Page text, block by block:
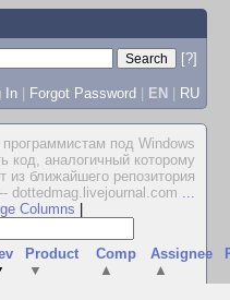
[?]
In | Forgot Password | EN | RU
под Windows
код, аналогичный которому
из ближайшего репозитория
dottedmag.livejournal.com ...
Columns
Product
▼
Comp
▲
Assignee
▲